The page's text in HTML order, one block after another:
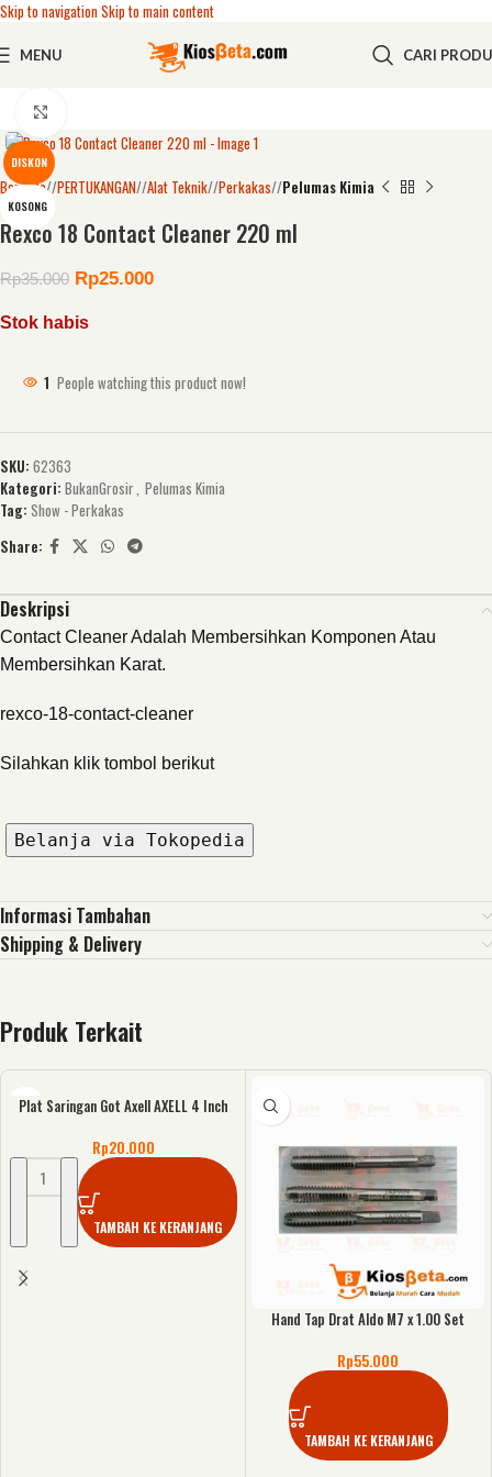
Skip to navigationSkip to main content
MENU CARI
DISKON
KOSONG
Beranda/ PERTUKANGAN/ Alat Teknik/ Perkakas/ Pelumas Kimia
Rexco 18 Contact Cleaner 220 ml
Rp35.000 Rp25.000
Stok habis
1 People watching this product now!
SKU: 62363
Kategori: BukanGrosir, Pelumas Kimia
Tag: Show - Perkakas
Share:
Deskripsi
Contact Cleaner Adalah Membersihkan Komponen Atau
Membersihkan Karat.
rexco-18-contact-cleaner
Silahkan klik tombol berikut
Belanja via Tokopedia
Informasi Tambahan
Shipping & Delivery
Produk Terkait
Plat Saringan Got Axell AXELL 4 Inch
Rp20.000
TAMBAH KE KERANJANG
Hand Tap Drat Aldo M7 x 1.00 Set
Rp55.000
TAMBAH KE KERANJANG